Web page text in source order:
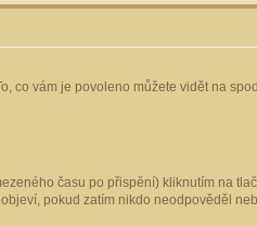
co vám je povoleno můžete vidět na
času po přispění) kliknutím na
pokud zatím nikdo neodpověděl